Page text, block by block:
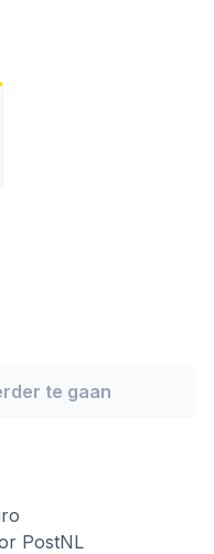
te gaan
PostNL